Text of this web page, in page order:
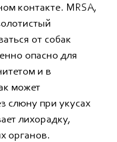
контакте. MRSA,
от собак
опасно для
и в
может
слюну при укусах
лихорадку,
органов.